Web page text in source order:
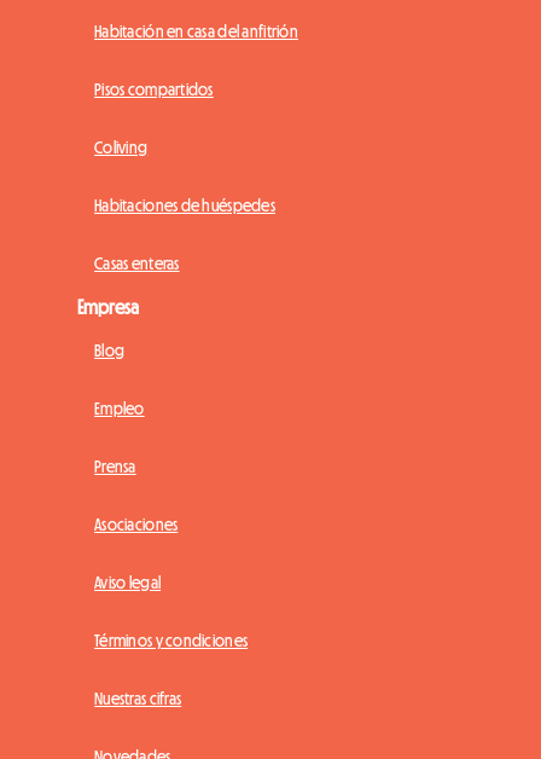
Habitación en casa del anfitrión
Pisos compartidos
Coliving
Habitaciones de huéspedes
Casas enteras
Empresa
Blog
Empleo
Prensa
Asociaciones
Aviso legal
Términos y condiciones
Nuestras cifras